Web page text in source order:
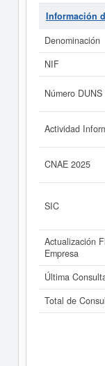
58130000. La
y otras
Si está
Informe
La última
Información
Denominación
NIF
Número DUNS
Actividad
CNAE 2025
SIC
Actualización
Empresa
Última
Total de